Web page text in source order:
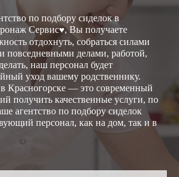
по подбору сиделок в
Сервис♥, Вы получаете
отдохнуть, собраться силами
повседневными делами, работой,
наш персонал будет
уход вашему родственнику.
Красногорске — это современный
получить качественные услуги, по
агентство по подбору сиделок
персонал, как на дом, так и в